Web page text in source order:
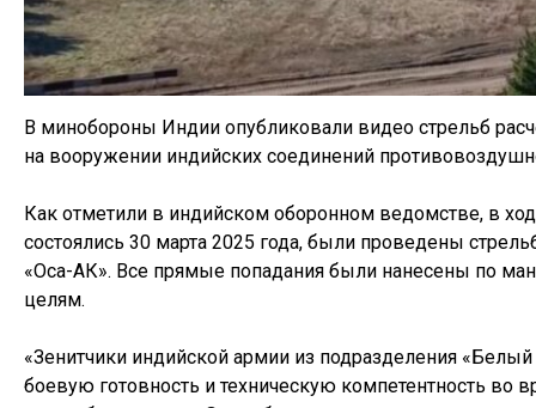
В минобороны Индии опубликовали видео стрельб
на вооружении индийских соединений
Как отметили в индийском оборонном ведомстве, в
состоялись 30 марта 2025 года, были проведены
«Оса-АК». Все прямые попадания были нанесены по
целям.
«Зенитчики индийской армии из подразделения
боевую готовность и техническую компетентность во